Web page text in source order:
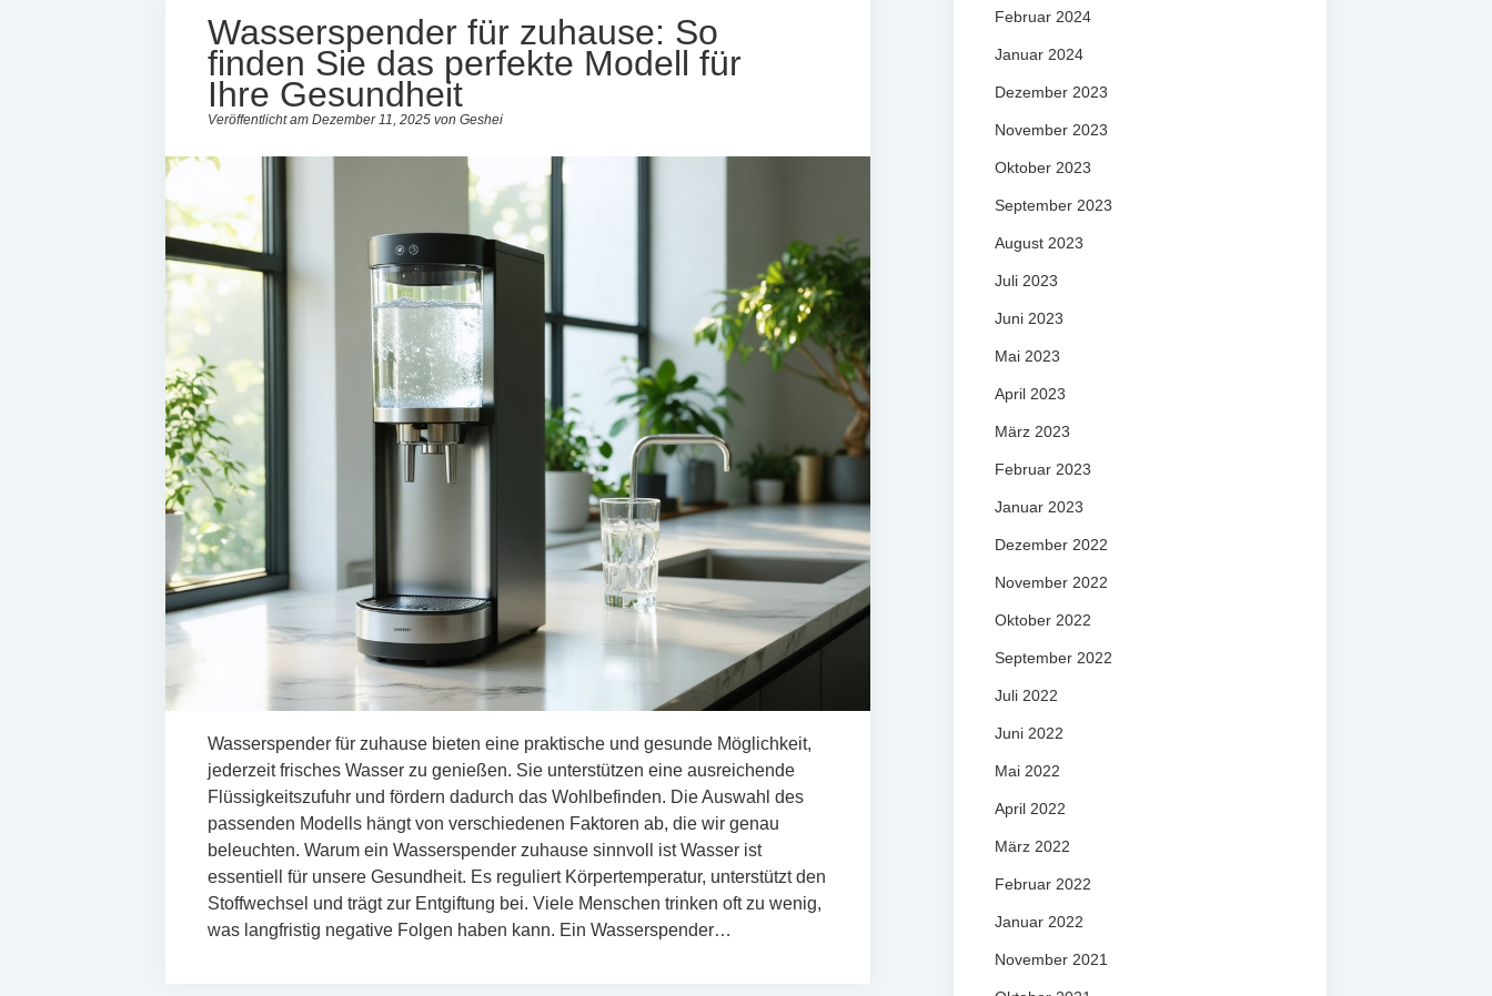
Wasserspender für zuhause: So
finden Sie das perfekte Modell für
Ihre Gesundheit
Veröffentlicht am Dezember 11, 2025 von Geshei
Wasserspender für zuhause bieten eine praktische und gesunde Möglichkeit,
jederzeit frisches Wasser zu genießen. Sie unterstützen eine ausreichende
Flüssigkeitszufuhr und fördern dadurch das Wohlbefinden. Die Auswahl des
passenden Modells hängt von verschiedenen Faktoren ab, die wir genau
beleuchten. Warum ein Wasserspender zuhause sinnvoll ist Wasser ist
essentiell für unsere Gesundheit. Es reguliert Körpertemperatur, unterstützt den
Stoffwechsel und trägt zur Entgiftung bei. Viele Menschen trinken oft zu wenig,
was langfristig negative Folgen haben kann. Ein Wasserspender…
Februar 2024
Januar 2024
Dezember 2023
November 2023
Oktober 2023
September 2023
August 2023
Juli 2023
Juni 2023
Mai 2023
April 2023
März 2023
Februar 2023
Januar 2023
Dezember 2022
November 2022
Oktober 2022
September 2022
Juli 2022
Juni 2022
Mai 2022
April 2022
März 2022
Februar 2022
Januar 2022
November 2021